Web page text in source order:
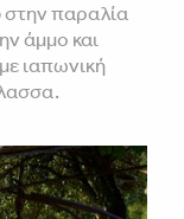
στην παραλία
άμμο και
ιαπωνική